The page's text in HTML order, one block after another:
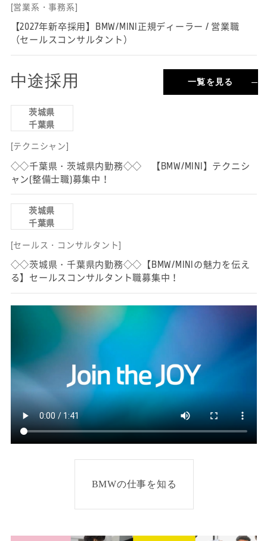
[営業系・事務系]
【2027年新卒採用】BMW/MINI正規ディーラー / 営業職
（セールスコンサルタント）
中途採用 一覧を見る
茨城県
千葉県
[テクニシャン]
◇◇千葉県・茨城県内勤務◇◇ 【BMW/MINI】テクニシ
ャン(整備士職)募集中！
茨城県
千葉県
[セールス・コンサルタント]
◇◇茨城県・千葉県内勤務◇◇【BMW/MINIの魅力を伝え
る】セールスコンサルタント職募集中！
BMWの仕事を知る